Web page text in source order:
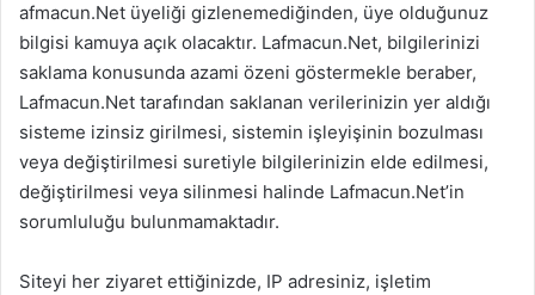
afmacun.Net üyeliği gizlenemediğinden, üye olduğunuz
bilgisi kamuya açık olacaktır. Lafmacun.Net, bilgilerinizi
saklama konusunda azami özeni göstermekle beraber,
Lafmacun.Net tarafından saklanan verilerinizin yer aldığı
sisteme izinsiz girilmesi, sistemin işleyişinin bozulması
veya değiştirilmesi suretiyle bilgilerinizin elde edilmesi,
değiştirilmesi veya silinmesi halinde Lafmacun.Net’in
sorumluluğu bulunmamaktadır.
Siteyi her ziyaret ettiğinizde, IP adresiniz, işletim